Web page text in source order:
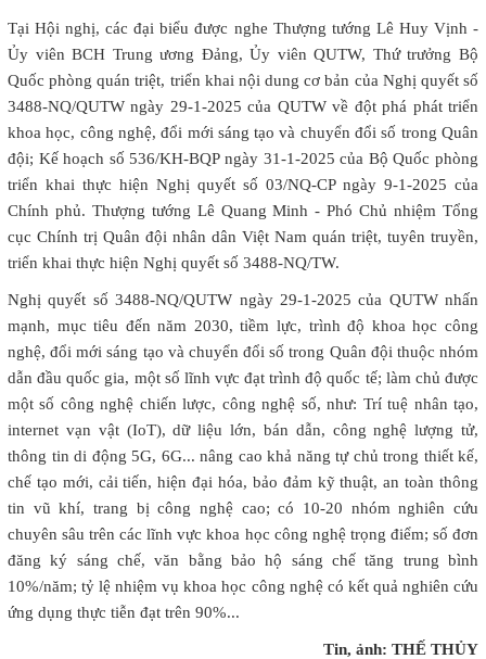
Tại Hội nghị, các đại biểu được nghe Thượng tướng Lê Huy Vịnh -
Ủy viên BCH Trung ương Đảng, Ủy viên QUTW, Thứ trưởng Bộ
Quốc phòng quán triệt, triển khai nội dung cơ bản của Nghị quyết số
3488-NQ/QUTW ngày 29-1-2025 của QUTW về đột phá phát triển
khoa học, công nghệ, đổi mới sáng tạo và chuyển đổi số trong Quân
đội; Kế hoạch số 536/KH-BQP ngày 31-1-2025 của Bộ Quốc phòng
triển khai thực hiện Nghị quyết số 03/NQ-CP ngày 9-1-2025 của
Chính phủ. Thượng tướng Lê Quang Minh - Phó Chủ nhiệm Tổng
cục Chính trị Quân đội nhân dân Việt Nam quán triệt, tuyên truyền,
triển khai thực hiện Nghị quyết số 3488-NQ/TW.
Nghị quyết số 3488-NQ/QUTW ngày 29-1-2025 của QUTW nhấn
mạnh, mục tiêu đến năm 2030, tiềm lực, trình độ khoa học công
nghệ, đổi mới sáng tạo và chuyển đổi số trong Quân đội thuộc nhóm
dẫn đầu quốc gia, một số lĩnh vực đạt trình độ quốc tế; làm chủ được
một số công nghệ chiến lược, công nghệ số, như: Trí tuệ nhân tạo,
internet vạn vật (IoT), dữ liệu lớn, bán dẫn, công nghệ lượng tử,
thông tin di động 5G, 6G... nâng cao khả năng tự chủ trong thiết kế,
chế tạo mới, cải tiến, hiện đại hóa, bảo đảm kỹ thuật, an toàn thông
tin vũ khí, trang bị công nghệ cao; có 10-20 nhóm nghiên cứu
chuyên sâu trên các lĩnh vực khoa học công nghệ trọng điểm; số đơn
đăng ký sáng chế, văn bằng bảo hộ sáng chế tăng trung bình
10%/năm; tỷ lệ nhiệm vụ khoa học công nghệ có kết quả nghiên cứu
ứng dụng thực tiễn đạt trên 90%...
Tin, ảnh: THẾ THỦY